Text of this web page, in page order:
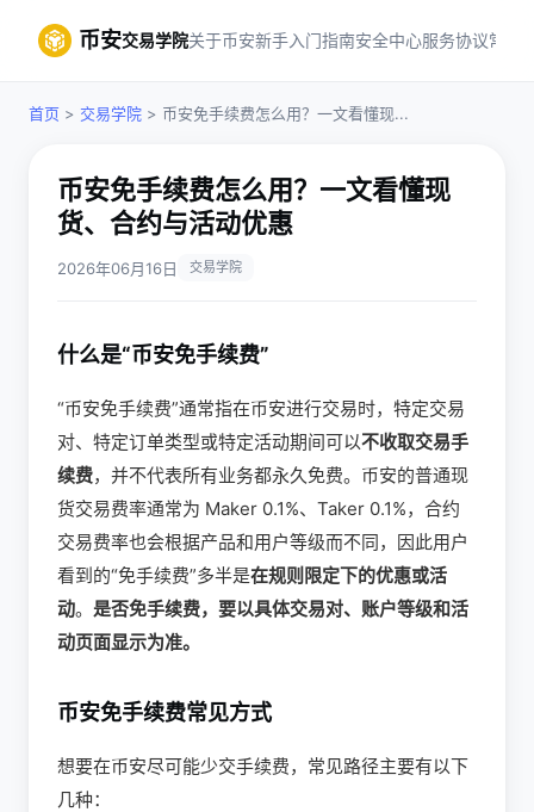
币安交易学院关于币安新手入门指南安全中心服务协议常见
首页 > 交易学院 > 币安免手续费怎么用？一文看懂现...
币安免手续费怎么用？一文看懂现
货、合约与活动优惠
2026年06月16日 交易学院
什么是“币安免手续费”
“币安免手续费”通常指在币安进行交易时，特定交易
对、特定订单类型或特定活动期间可以不收取交易手
续费，并不代表所有业务都永久免费。币安的普通现
货交易费率通常为 Maker 0.1%、Taker 0.1%，合约
交易费率也会根据产品和用户等级而不同，因此用户
看到的“免手续费”多半是在规则限定下的优惠或活
动。 是否免手续费，要以具体交易对、账户等级和活
动页面显示为准。
币安免手续费常见方式
想要在币安尽可能少交手续费，常见路径主要有以下
几种：